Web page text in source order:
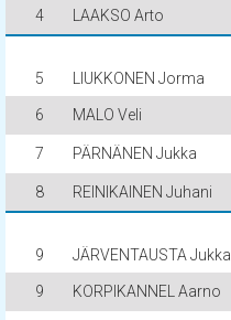
4 LAAKSO Arto
5 LIUKKONEN Jorma
6 MALO Veli
7 PÄRNÄNEN Jukka
8 REINIKAINEN Juhani
9 JÄRVENTAUSTA Jukka
9 KORPIKANNEL Aarno